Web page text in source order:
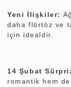
Yeni İlişkiler:
daha flörtöz ve
için idealdir.
14 Şubat
romantik hem